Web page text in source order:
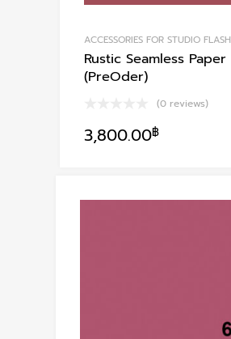
ACCESSORIES FOR STUDIO FLASH
Rustic Seamless Paper
(PreOder)
(0 reviews)
3,800.00฿